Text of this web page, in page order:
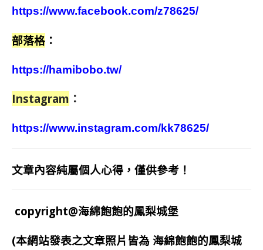
https://www.facebook.com/z78625/
部落格 ：
https://hamibobo.tw/
Instagram ：
https://www.instagram.com/kk78625/
文章內容純屬個人心得，僅供參考！
copyright@海綿飽飽的鳳梨城堡
(本網站發表之文章照片皆為 海綿飽飽的鳳梨城